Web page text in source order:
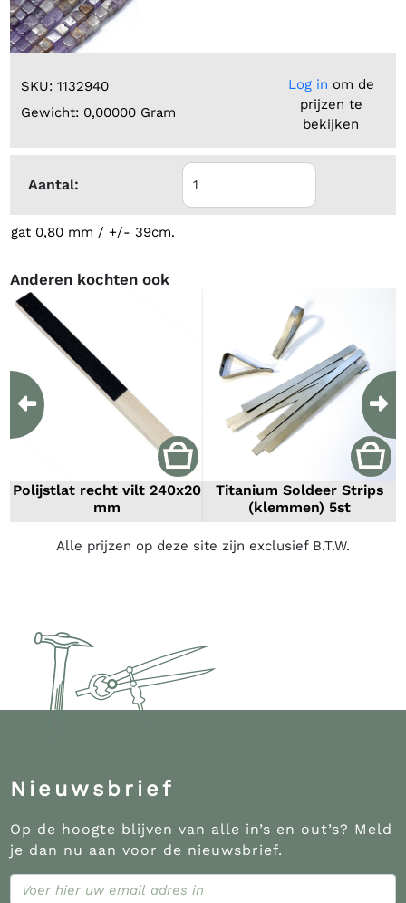
SKU: 1132940
Gewicht: 0,00000 Gram
Log in om de
prijzen te
bekijken
Aantal:
gat 0,80 mm / +/- 39cm.
Anderen kochten ook
Polijstlat recht vilt 240x20
mm
Titanium Soldeer Strips
(klemmen) 5st
Previous
Alle prijzen op deze site zijn exclusief B.T.W.
Nieuwsbrief
Op de hoogte blijven van alle in’s en out’s? Meld
je dan nu aan voor de nieuwsbrief.